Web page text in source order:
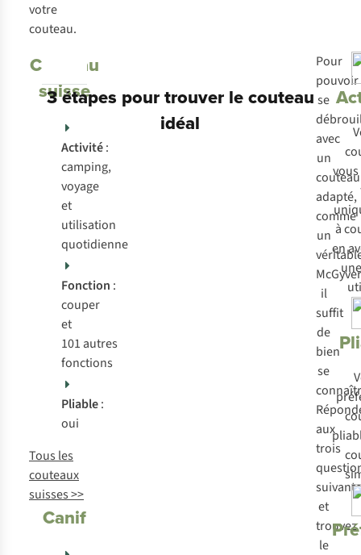
votre
couteau.
Couteau
suisse
Activité:
camping,
voyage
et
utilisation
quotidienne
Fonction :
couper
et
101 autres
fonctions
Pliable:
oui
Tous les
couteaux
suisses >>
Canif
3 étapes pour trouver le couteau
idéal
Pour
pouvoir
se
avec
un
couteau
adapté,
comme
un
il
suffit
de
bien
se
aux
trois
et
trouvez
le
à
en